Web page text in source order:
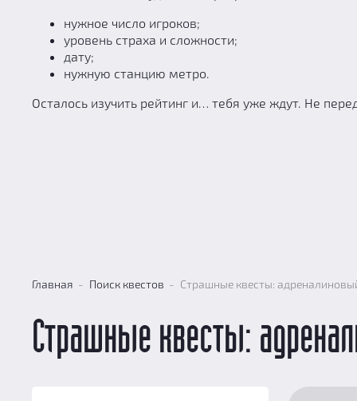
нужное число игроков;
уровень страха и сложности;
дату;
нужную станцию метро.
Осталось изучить рейтинг и… тебя уже ждут. Не
Главная Поиск квестов Страшные квесты:
Страшные квесты: